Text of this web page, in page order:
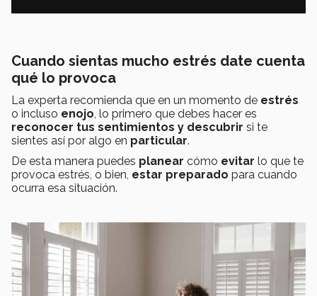
Cuando sientas mucho estrés date cuenta
qué lo provoca
La experta recomienda que en un momento de estrés
o incluso enojo , lo primero que debes hacer es
reconocer tus sentimientos y descubrir si te
sientes así por algo en particular.
De esta manera puedes planear cómo evitar lo que te
provoca estrés, o bien, estar preparado para cuando
ocurra esa situación.